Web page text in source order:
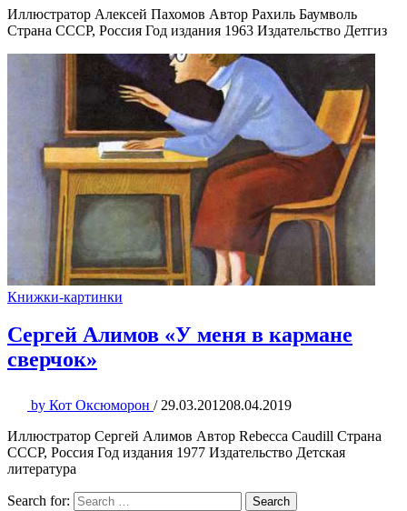
Иллюстратор Алексей Пахомов Автор Рахиль Баумволь
Страна СССР, Россия Год издания 1963 Издательство Детгиз
Книжки-картинки
Сергей Алимов «У меня в кармане
сверчок»
by Кот Оксюморон / 29.03.201208.04.2019
Иллюстратор Сергей Алимов Автор Rebecca Caudill Страна
СССР, Россия Год издания 1977 Издательство Детская
литература
Search for: Search